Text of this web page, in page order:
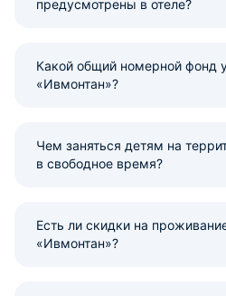
предусмотрены в отеле?
Какой общий номерной фонд
«Ивмонтан»?
Чем заняться детям на
в свободное время?
Есть ли скидки на
«Ивмонтан»?